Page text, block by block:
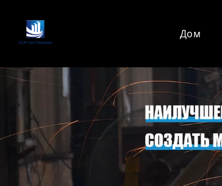
Дом
Основная стальная конструкция
Кровельная система